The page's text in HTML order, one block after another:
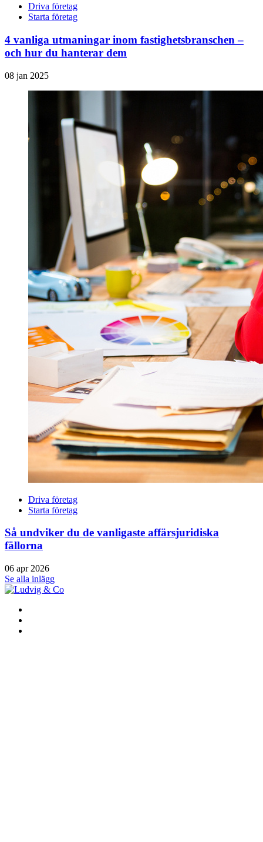
Driva företag
Starta företag
4 vanliga utmaningar inom fastighetsbranschen –
och hur du hanterar dem
08 jan 2025
Driva företag
Starta företag
Så undviker du de vanligaste affärsjuridiska
fällorna
06 apr 2026
Se alla inlägg